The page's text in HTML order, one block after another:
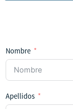
Nombre
Apellidos